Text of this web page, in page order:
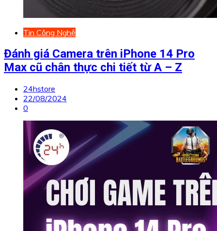
Tin Công Nghệ
Đánh giá Camera trên iPhone 14 Pro
Max cũ chân thực chi tiết từ A – Z
24hstore
22/08/2024
0